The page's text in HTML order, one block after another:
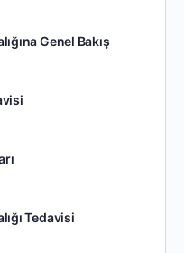
Genel Bakış
Tedavisi